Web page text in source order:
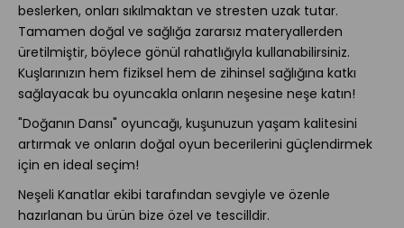
beslerken, onları sıkılmaktan ve stresten uzak tutar.
Tamamen doğal ve sağlığa zararsız materyallerden
üretilmiştir, böylece gönül rahatlığıyla kullanabilirsiniz.
Kuşlarınızın hem fiziksel hem de zihinsel sağlığına katkı
sağlayacak bu oyuncakla onların neşesine neşe katın!
"Doğanın Dansı" oyuncağı, kuşunuzun yaşam kalitesini
artırmak ve onların doğal oyun becerilerini güçlendirmek
için en ideal seçim!
Neşeli Kanatlar ekibi tarafından sevgiyle ve özenle
hazırlanan bu ürün bize özel ve tescilldir.